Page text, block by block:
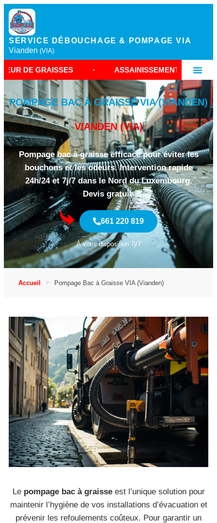
SERVICE DÉBOUCHAGE & POMPAGE VIA
Vianden (VIA)
• ASSAINISSEMENT NORD LUXEMBOURG
POMPAGE BAC À GRAISSE VIA (VIANDEN)
VIANDEN (VIA)
Pompage bac à graisse efficace pour éviter les
bouchons et les odeurs. Intervention rapide
24h/24 et 7j/7 dans le Nord du Luxembourg.
Devis gratuit.
661 220 819
À votre disposition 7j/7
Accueil Pompage Bac à Graisse VIA (Vianden)
Le pompage bac à graisseest l’unique solution pour
maintenir l’hygiène de vos installations d’évacuation et
prévenir les refoulements coûteux. Pour garantir un